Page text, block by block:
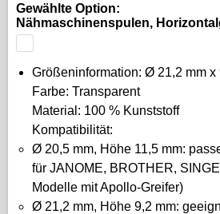
Gewählte Option:
Nähmaschinenspulen,
Größeninformation: Ø 21,2 mm x
Farbe: Transparent
Material: 100 % Kunststoff
Kompatibilität:
Ø 20,5 mm, Höhe 11,5 mm:
für JANOME, BROTHER,
Modelle mit Apollo-Greifer)
Ø 21,2 mm, Höhe 9,2 mm: